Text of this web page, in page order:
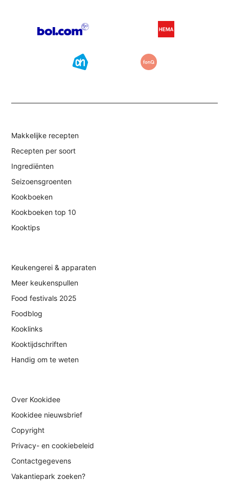
Makkelijke recepten
Recepten per soort
Ingrediënten
Seizoensgroenten
Kookboeken
Kookboeken top 10
Kooktips
Keukengerei & apparaten
Meer keukenspullen
Food festivals 2025
Foodblog
Kooklinks
Kooktijdschriften
Handig om te weten
Over Kookidee
Kookidee nieuwsbrief
Copyright
Privacy- en cookiebeleid
Contactgegevens
Vakantiepark zoeken?